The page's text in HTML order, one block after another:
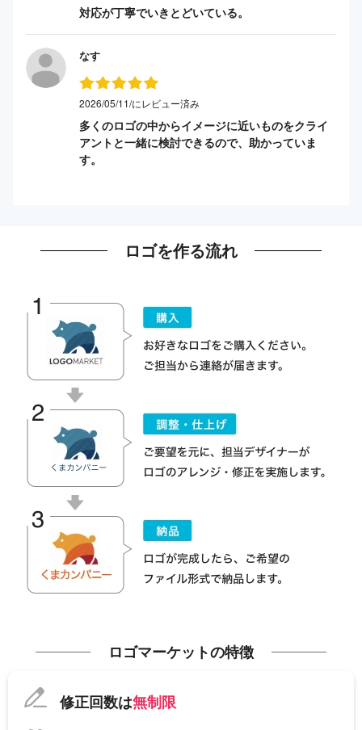
対応が丁寧でいきとどいている。
なす
2026/05/11/にレビュー済み
多くのロゴの中からイメージに近いものをクライ
アントと一緒に検討できるので、助かっていま
す。
ロゴを作る流れ
ロゴマーケットの特徴
修正回数は無制限